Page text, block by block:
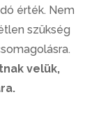
érték. Nem
szükség
velük,